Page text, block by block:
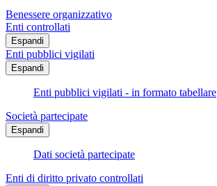
Benessere organizzativo
Enti controllati
Espandi
Enti pubblici vigilati
Espandi
Enti pubblici vigilati - in formato tabellare
Società partecipate
Espandi
Dati società partecipate
Enti di diritto privato controllati